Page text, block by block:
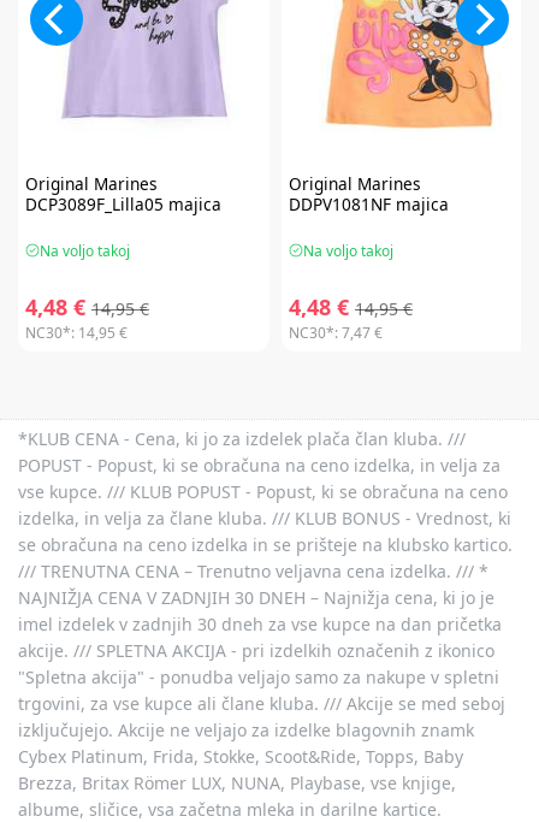
Original Marines
DCP3089F_Lilla05 majica
Na voljo takoj
4,48 € 14,95 €
NC30*: 14,95 €
Original Marines
DDPV1081NF majica
Na voljo takoj
4,48 € 14,95 €
NC30*:7,47 €
*KLUB CENA - Cena, ki jo za izdelek plača član kluba. ///
POPUST - Popust, ki se obračuna na ceno izdelka, in velja za
vse kupce. /// KLUB POPUST - Popust, ki se obračuna na ceno
izdelka, in velja za člane kluba. /// KLUB BONUS - Vrednost, ki
se obračuna na ceno izdelka in se prišteje na klubsko kartico.
/// TRENUTNA CENA – Trenutno veljavna cena izdelka. /// *
NAJNIŽJA CENA V ZADNJIH 30 DNEH – Najnižja cena, ki jo je
imel izdelek v zadnjih 30 dneh za vse kupce na dan pričetka
akcije. /// SPLETNA AKCIJA - pri izdelkih označenih z ikonico
"Spletna akcija" - ponudba veljajo samo za nakupe v spletni
trgovini, za vse kupce ali člane kluba. /// Akcije se med seboj
izključujejo. Akcije ne veljajo za izdelke blagovnih znamk
Cybex Platinum, Frida, Stokke, Scoot&Ride, Topps, Baby
Brezza, Britax Römer LUX, NUNA, Playbase, vse knjige,
albume, sličice, vsa začetna mleka in darilne kartice.